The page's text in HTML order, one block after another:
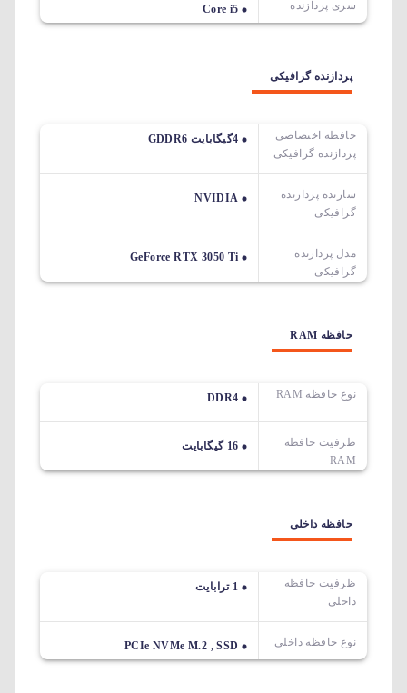
سری پردازنده Core i5
پردازنده گرافیکی
حافظه اختصاصی
پردازنده گرافیکی
4گیگابایت GDDR6
سازنده پردازنده
گرافیکی
NVIDIA
مدل پردازنده
گرافیکی
GeForce RTX 3050 Ti
حافظه RAM
نوع حافظه RAM DDR4
ظرفیت حافظه
RAM
16 گیگابایت
حافظه داخلی
ظرفیت حافظه
داخلی
1 ترابایت
نوع حافظه داخلی PCIe NVMe M.2 , SSD